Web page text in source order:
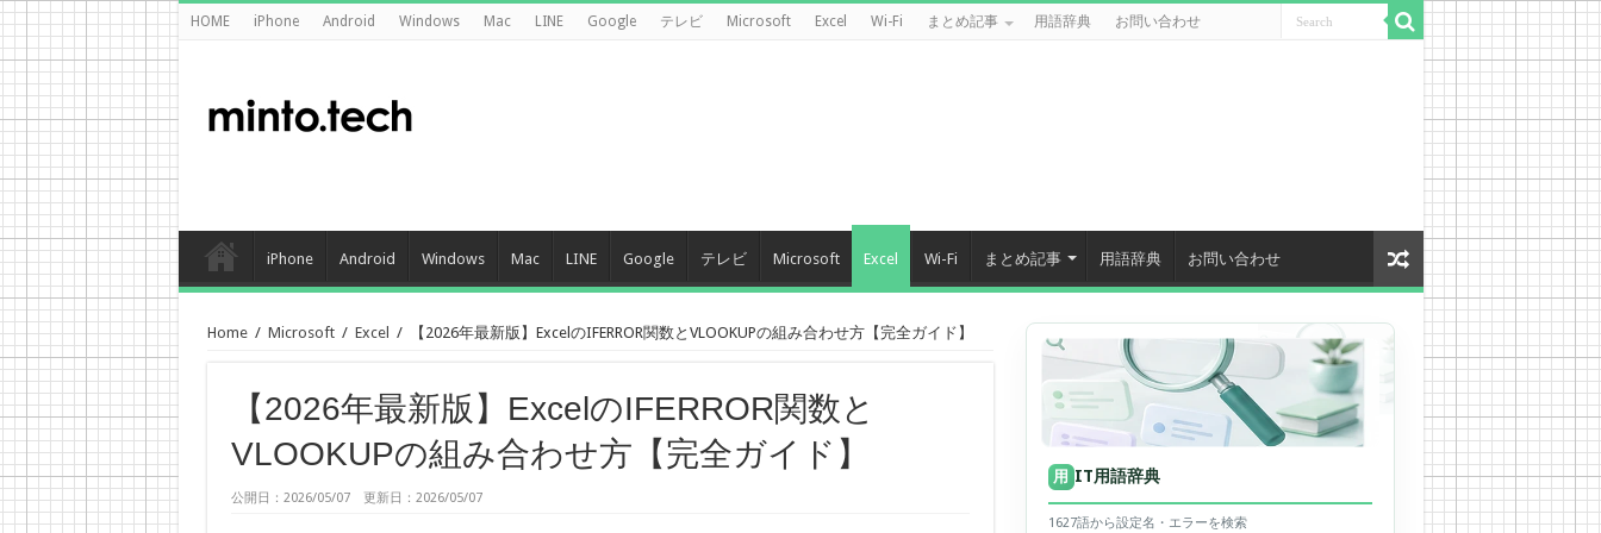
HOME iPhone Android Windows Mac LINE Google テレビ Microsoft Excel Wi-Fi まとめ記事 用語辞典 お問い合わせ
iPhone Android Windows Mac LINE Google テレビ Microsoft Excel Wi-Fi まとめ記事 用語辞典 お問い合わせ
Home / Microsoft / Excel / 【2026年最新版】ExcelのIFERROR関数とVLOOKUPの組み合わせ方【完全ガイド】
【2026年最新版】ExcelのIFERROR関数と
VLOOKUPの組み合わせ方【完全ガイド】
公開日：2026/05/07 更新日：2026/05/07
用 IT用語辞典
1627語から設定名・エラーを検索